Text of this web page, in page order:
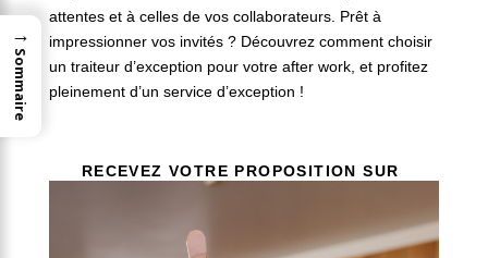
attentes et à celles de vos collaborateurs. Prêt à
impressionner vos invités ? Découvrez comment choisir
un traiteur d’exception pour votre after work, et profitez
pleinement d’un service d’exception !
RECEVEZ VOTRE PROPOSITION SUR
→
Sommaire